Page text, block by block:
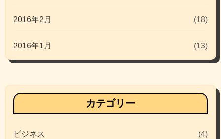
2016年2月 (18)
2016年1月 (13)
カテゴリー
ビジネス (4)